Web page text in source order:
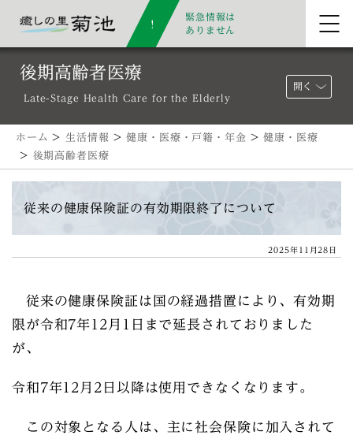
緊急情報は
ありません
後期高齢者医療
Late-Stage Health Care for the Elderly
開く
ホーム >生活情報 >健康・医療・戸籍・年金 >健康・医療
> 後期高齢者医療
従来の健康保険証の有効期限終了について
2025年11月28日
従来の健康保険証は国の経過措置により、有効期
限が令和7年12月1日まで延長されておりました
が、
令和7年12月2日以降は使用できなくなります。
この対象となる人は、主に社会保険に加入されて